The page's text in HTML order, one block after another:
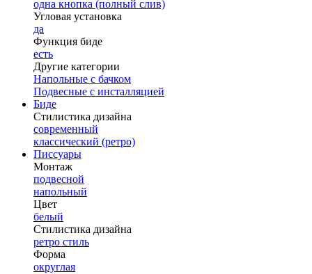
одна кнопка (полный слив)
Угловая установка
да
Функция биде
есть
Другие категории
Напольные с бачком
Подвесные с инсталляцией
Биде
Стилистика дизайна
современный
классический (ретро)
Писсуары
Монтаж
подвесной
напольный
Цвет
белый
Стилистика дизайна
ретро стиль
Форма
округлая